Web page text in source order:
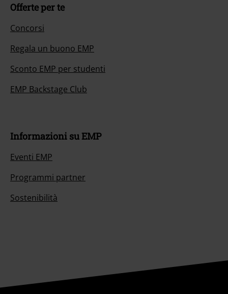
Offerte per te
Concorsi
Regala un buono EMP
Sconto EMP per studenti
EMP Backstage Club
Informazioni su EMP
Eventi EMP
Programmi partner
Sostenibilità